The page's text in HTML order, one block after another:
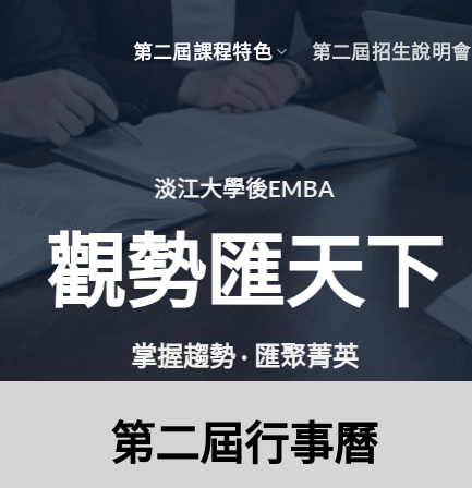
第二屆課程特色 第二屆招生說明會
淡江大學後EMBA
觀勢匯天下
掌握趨勢 · 匯聚菁英
第二屆行事曆